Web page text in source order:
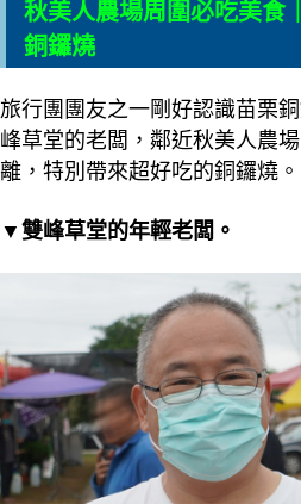
秋美人農場周圍必吃美食
銅鑼燒
旅行團團友之一剛好認識苗栗
峰草堂的老闆，鄰近秋美人農
離，特別帶來超好吃的銅鑼燒。
▼雙峰草堂的年輕老闆。